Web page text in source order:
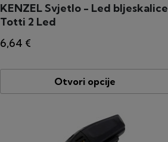
KENZEL Svjetlo - Led bljeskalice
Totti 2 Led
6,64 €
Otvori opcije